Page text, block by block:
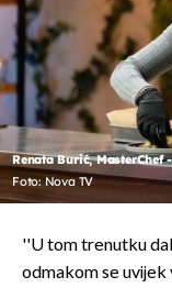
Renata Burić, MasterChef
Foto: Nova TV
''U tom trenutku
odmakom se uvijek